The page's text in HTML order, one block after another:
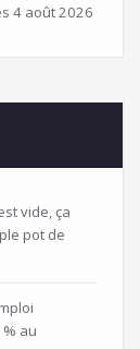
4 août 2026
vide, ça
pot de
au